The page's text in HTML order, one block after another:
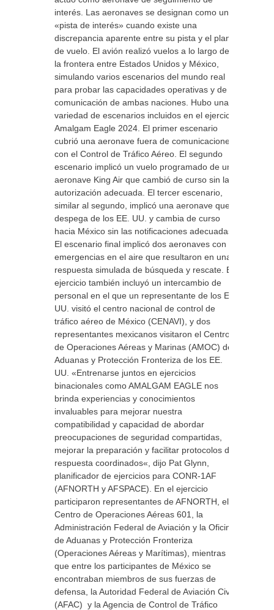
interés. Las aeronaves se designan como una
«pista de interés» cuando existe una
discrepancia aparente entre su pista y el plan
de vuelo. El avión realizó vuelos a lo largo de
la frontera entre Estados Unidos y México,
simulando varios escenarios del mundo real
para probar las capacidades operativas y de
comunicación de ambas naciones. Hubo una
variedad de escenarios incluidos en el ejercicio
Amalgam Eagle 2024. El primer escenario
cubrió una aeronave fuera de comunicaciones
con el Control de Tráfico Aéreo. El segundo
escenario implicó un vuelo programado de una
aeronave King Air que cambió de curso sin la
autorización adecuada. El tercer escenario,
similar al segundo, implicó una aeronave que
despega de los EE. UU. y cambia de curso
hacia México sin las notificaciones adecuadas.
El escenario final implicó dos aeronaves con
emergencias en el aire que resultaron en una
respuesta simulada de búsqueda y rescate. El
ejercicio también incluyó un intercambio de
personal en el que un representante de los EE.
UU. visitó el centro nacional de control de
tráfico aéreo de México (CENAVI), y dos
representantes mexicanos visitaron el Centro
de Operaciones Aéreas y Marinas (AMOC) de
Aduanas y Protección Fronteriza de los EE.
UU. «Entrenarse juntos en ejercicios
binacionales como AMALGAM EAGLE nos
brinda experiencias y conocimientos
invaluables para mejorar nuestra
compatibilidad y capacidad de abordar
preocupaciones de seguridad compartidas,
mejorar la preparación y facilitar protocolos de
respuesta coordinados«, dijo Pat Glynn,
planificador de ejercicios para CONR-1AF
(AFNORTH y AFSPACE). En el ejercicio
participaron representantes de AFNORTH, el
Centro de Operaciones Aéreas 601, la
Administración Federal de Aviación y la Oficina
de Aduanas y Protección Fronteriza
(Operaciones Aéreas y Marítimas), mientras
que entre los participantes de México se
encontraban miembros de sus fuerzas de
defensa, la Autoridad Federal de Aviación Civil
(AFAC) y la Agencia de Control de Tráfico